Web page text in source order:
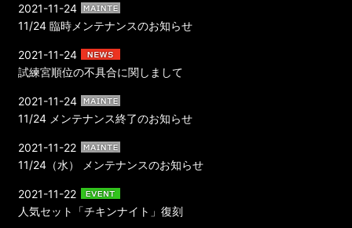
11/24 臨時メンテナンスのお知らせ
2021-11-24
試練宮順位の不具合に関しまして
2021-11-24
11/24 メンテナンス終了のお知らせ
2021-11-24
11/24（水） メンテナンスのお知らせ
2021-11-22
人気セット「チキンナイト」復刻
2021-11-22